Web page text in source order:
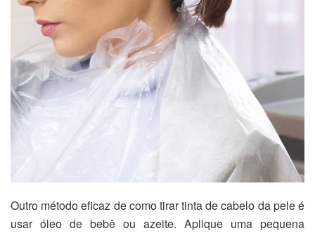
Outro método eficaz de como tirar tinta de cabelo da pele é
usar óleo de bebê ou azeite. Aplique uma pequena